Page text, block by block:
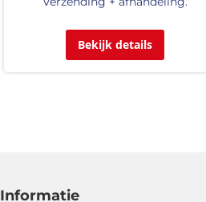
Bekijk details
Informatie